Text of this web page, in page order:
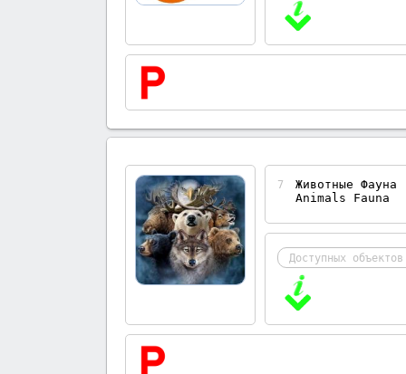
7
Животные Фауна
Animals Fauna
Доступных объектов